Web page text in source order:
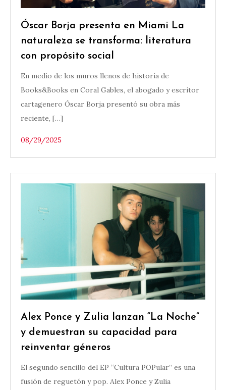
Óscar Borja presenta en Miami La
naturaleza se transforma: literatura
con propósito social
En medio de los muros llenos de historia de
Books&Books en Coral Gables, el abogado y escritor
cartagenero Óscar Borja presentó su obra más
reciente, […]
08/29/2025
Alex Ponce y Zulia lanzan “La Noche”
y demuestran su capacidad para
reinventar géneros
El segundo sencillo del EP “Cultura POPular” es una
fusión de reguetón y pop. Alex Ponce y Zulia